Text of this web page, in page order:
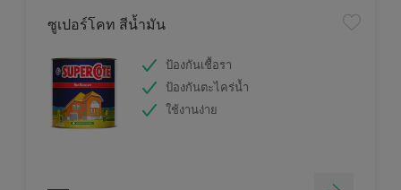
ซูเปอร์โคท สีน้ำมัน
ป้องกันเชื้อรา
ป้องกันตะไคร่น้ำ
ใช้งานง่าย